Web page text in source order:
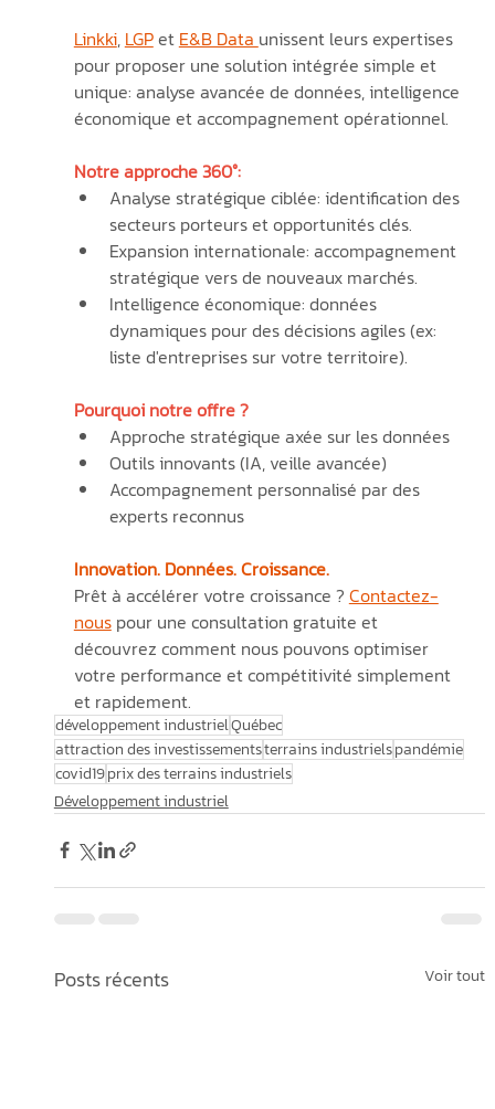
Linkki, LGP et E&B Data unissent leurs expertises
pour proposer une solution intégrée simple et
unique: analyse avancée de données, intelligence
économique et accompagnement opérationnel.
Notre approche 360°:
Analyse stratégique ciblée: identification des
secteurs porteurs et opportunités clés.
Expansion internationale: accompagnement
stratégique vers de nouveaux marchés.
Intelligence économique: données
dynamiques pour des décisions agiles (ex:
liste d'entreprises sur votre territoire).
Pourquoi notre offre ?
Approche stratégique axée sur les données
Outils innovants (IA, veille avancée)
Accompagnement personnalisé par des
experts reconnus
Innovation. Données. Croissance.
Prêt à accélérer votre croissance ? Contactez-
nous pour une consultation gratuite et
découvrez comment nous pouvons optimiser
votre performance et compétitivité simplement
et rapidement.
développement industrielQuébec
attraction des investissementsterrains industrielspandémie
covid19prix des terrains industriels
Développement industriel
Posts récents Voir tout